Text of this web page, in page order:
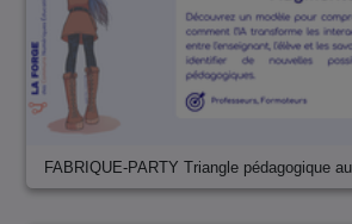
FABRIQUE-PARTY Triangle pédagogique